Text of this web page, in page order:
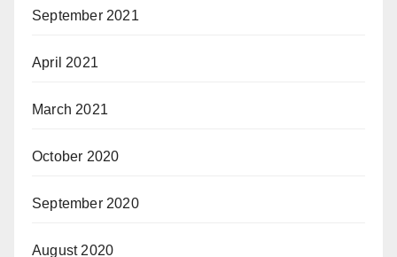
September 2021
April 2021
March 2021
October 2020
September 2020
August 2020